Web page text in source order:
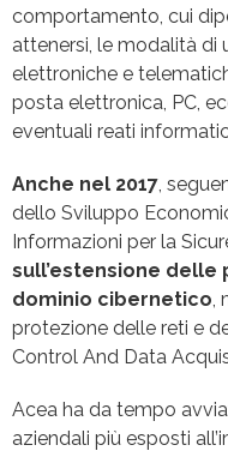
comportamento, cui
attenersi, le modalità di
elettroniche e
posta elettronica, PC,
eventuali reati
Anche nel 2017,
dello Sviluppo
Informazioni per la
sull’estensione delle
dominio cibernetico,
protezione delle reti e
Control And Data
Acea ha da tempo
aziendali più esposti